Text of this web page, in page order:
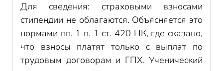
Для сведения: страховыми взносами
стипендии не облагаются. Объясняется это
нормами пп. 1 п. 1 ст. 420 НК, где сказано,
что взносы платят только с выплат по
трудовым договорам и ГПХ. Ученический